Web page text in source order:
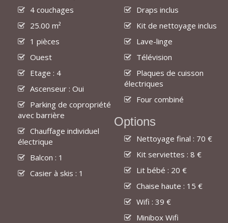
4 couchages
25.00 m²
1 pièces
Ouest
Etage : 4
Ascenseur : Oui
Parking de copropriété
avec barrière
Chauffage individuel
électrique
Balcon : 1
Casier à skis : 1
Draps inclus
Kit de nettoyage inclus
Lave-linge
Télévision
Plaques de cuisson
électriques
Four combiné
Options
Nettoyage final : 70 €
Kit serviettes : 8 €
Lit bébé : 20 €
Chaise haute : 15 €
Wifi : 39 €
Minibox Wifi